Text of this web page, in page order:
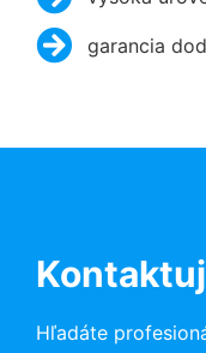
garancia
Hľadáte